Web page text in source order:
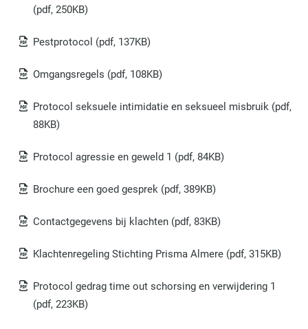
(pdf, 250KB)
Pestprotocol (pdf, 137KB)
Omgangsregels (pdf, 108KB)
Protocol seksuele intimidatie en seksueel misbruik (pdf,
88KB)
Protocol agressie en geweld 1 (pdf, 84KB)
Brochure een goed gesprek (pdf, 389KB)
Contactgegevens bij klachten (pdf, 83KB)
Klachtenregeling Stichting Prisma Almere (pdf, 315KB)
Protocol gedrag time out schorsing en verwijdering 1
(pdf, 223KB)